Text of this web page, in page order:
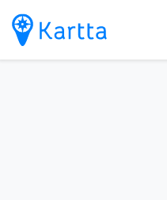
sisältöön